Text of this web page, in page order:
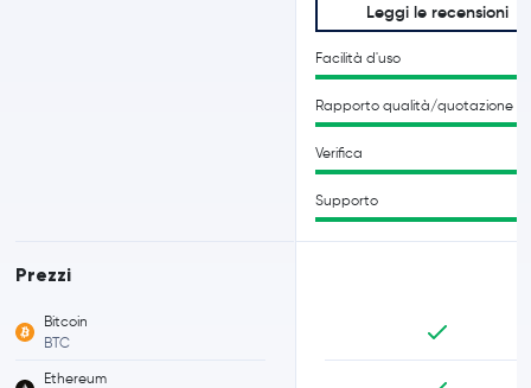
Prezzi
Bitcoin
BTC
Ethereum
Leggi le recensioni
Facilità d'uso
Rapporto qualità/quotazione
Verifica
Supporto